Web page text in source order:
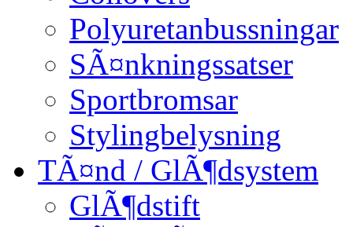
Polyuretanbussningar
SÃ¤nkningssatser
Sportbromsar
Stylingbelysning
TÃ¤nd / GlÃ¶dsystem
GlÃ¶dstift